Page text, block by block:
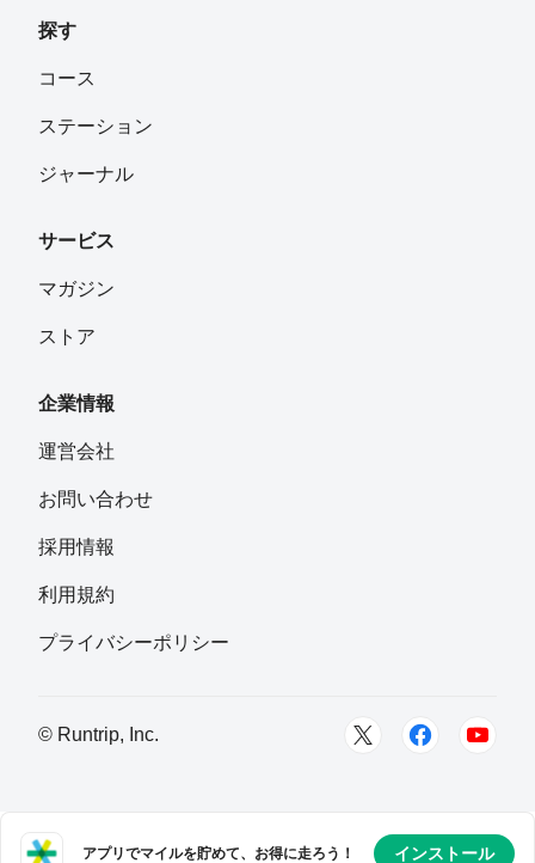
探す
コース
ステーション
ジャーナル
サービス
マガジン
ストア
企業情報
運営会社
お問い合わせ
採用情報
利用規約
プライバシーポリシー
© Runtrip, Inc.
アプリでマイルを貯めて、お得に走ろう！ インストール